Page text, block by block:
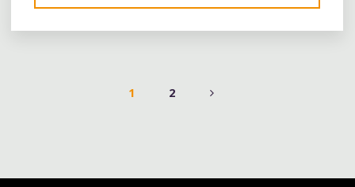
NEMZETKÖZI
ÉPÍTŐIPARI
SZLOVÁKIA"
1 2